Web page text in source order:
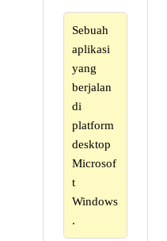
Sebuah
aplikasi
yang
berjalan
di
platform
desktop
Microsof
t
Windows
.